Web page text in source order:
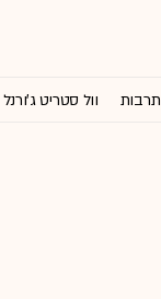
תרבות וול סטריט ג'ורנל